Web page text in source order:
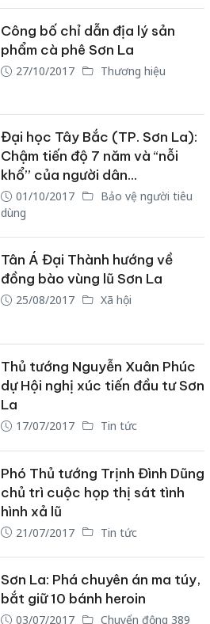
Công bố chỉ dẫn địa lý sản
phẩm cà phê Sơn La
27/10/2017 Thương hiệu
Đại học Tây Bắc (TP. Sơn La):
Chậm tiến độ 7 năm và “nỗi
khổ” của người dân...
01/10/2017
Bảo vệ người tiêu
dùng
Tân Á Đại Thành hướng về
đồng bào vùng lũ Sơn La
25/08/2017 Xã hội
Thủ tướng Nguyễn Xuân Phúc
dự Hội nghị xúc tiến đầu tư Sơn
La
17/07/2017 Tin tức
Phó Thủ tướng Trịnh Đình Dũng
chủ trì cuộc họp thị sát tình
hình xả lũ
21/07/2017 Tin tức
Sơn La: Phá chuyên án ma túy,
bắt giữ 10 bánh heroin
03/07/2017 Chuyển động 389